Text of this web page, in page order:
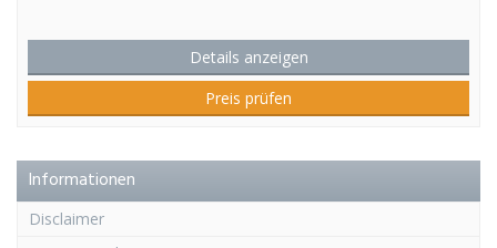
Details anzeigen
Preis prüfen
Informationen
Disclaimer